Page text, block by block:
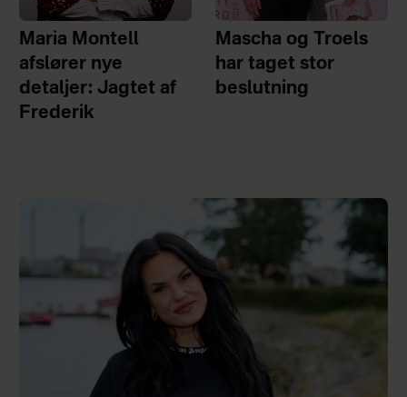
Maria Montell
afslører nye
detaljer: Jagtet af
Frederik
Mascha og Troels
har taget stor
beslutning